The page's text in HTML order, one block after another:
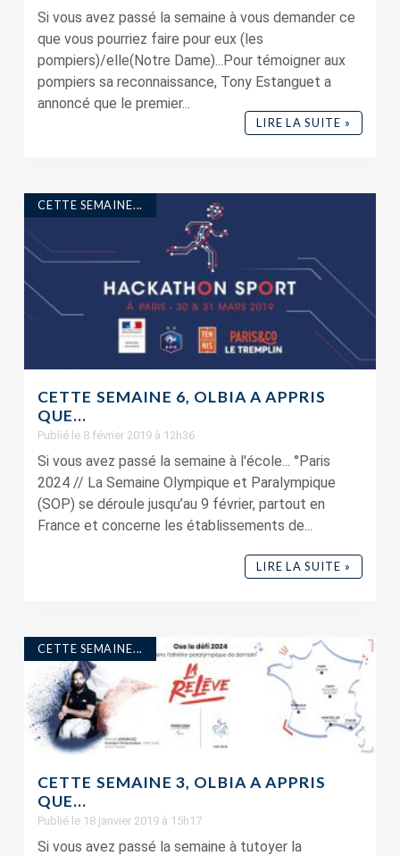
Si vous avez passé la semaine à vous demander ce
que vous pourriez faire pour eux (les
pompiers)/elle(Notre Dame)...Pour témoigner aux
pompiers sa reconnaissance, Tony Estanguet a
annoncé que le premier...
LIRE LA SUITE »
CETTE SEMAINE...
CETTE SEMAINE 6, OLBIA A APPRIS
QUE…
Publié le 8 février 2019 à 12h36
Si vous avez passé la semaine à l'école... °Paris
2024 // La Semaine Olympique et Paralympique
(SOP) se déroule jusqu’au 9 février, partout en
France et concerne les établissements de...
LIRE LA SUITE »
CETTE SEMAINE...
CETTE SEMAINE 3, OLBIA A APPRIS
QUE…
Publié le 18 janvier 2019 à 15h17
Si vous avez passé la semaine à tutoyer la